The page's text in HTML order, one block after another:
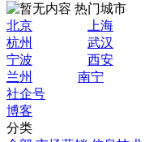
热门城市
北京
上海
杭州
武汉
宁波
西安
兰州
南宁
社企号
博客
分类